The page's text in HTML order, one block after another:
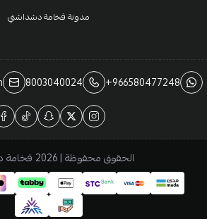
مدونة فخامة دشداشتي
+966580477248
8003040024
الحقوق محفوظة | 2026 فخامة